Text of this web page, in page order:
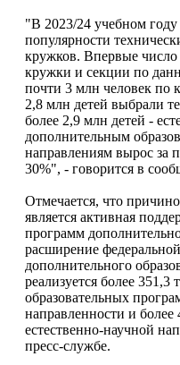
"В 2023/24 учебном
популярности
кружков. Впервые
кружки и секции по
почти 3 млн человек по
2,8 млн детей выбрали
более 2,9 млн детей -
дополнительным
направлениям вырос за
30%", - говорится в
Отмечается, что
является активная
программ
расширение
дополнительного
реализуется более
образовательных
направленности и
естественно-научной
пресс-службе.